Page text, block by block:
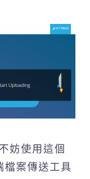
妨使用這個
案傳送工具